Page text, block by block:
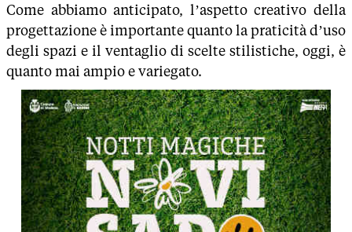
Come abbiamo anticipato, l’aspetto creativo della
progettazione è importante quanto la praticità d’uso
degli spazi e il ventaglio di scelte stilistiche, oggi, è
quanto mai ampio e variegato.